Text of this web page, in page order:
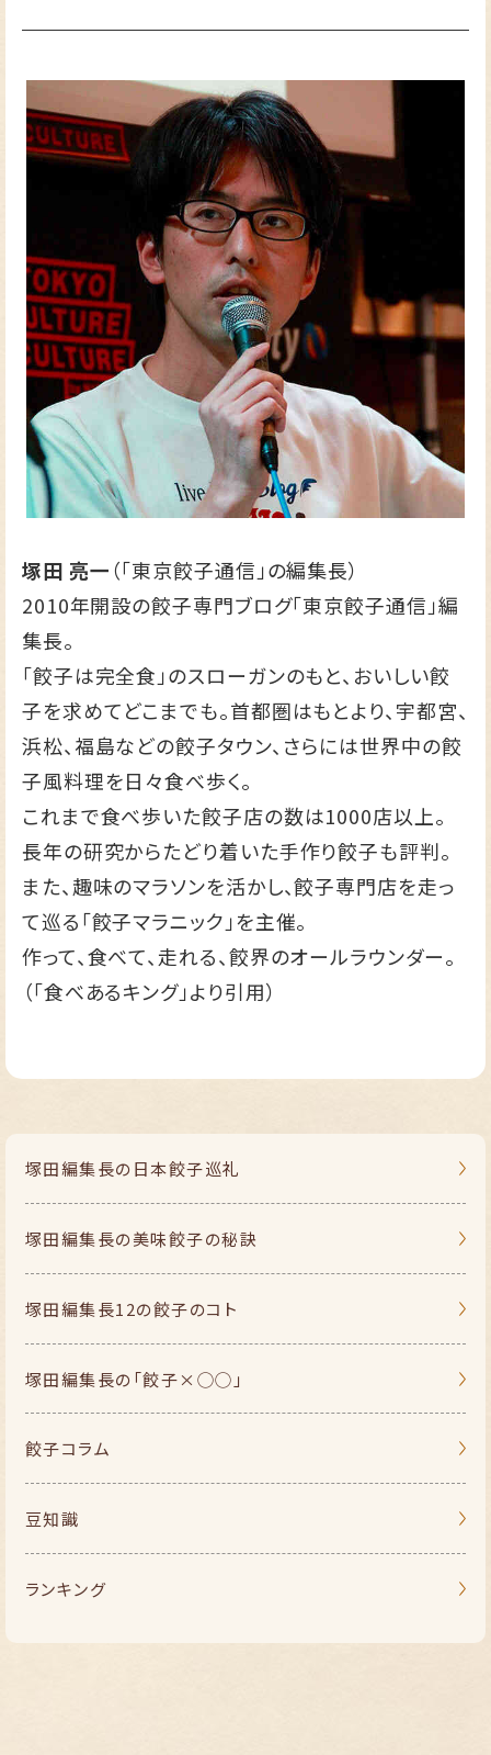
塚田 亮一（「東京餃子通信」の編集長）
2010年開設の餃子専門ブログ「東京餃子通信」編
集長。
「餃子は完全食」のスローガンのもと、おいしい餃
子を求めてどこまでも。首都圏はもとより、宇都宮、
浜松、福島などの餃子タウン、さらには世界中の餃
子風料理を日々食べ歩く。
これまで食べ歩いた餃子店の数は1000店以上。
長年の研究からたどり着いた手作り餃子も評判。
また、趣味のマラソンを活かし、餃子専門店を走っ
て巡る「餃子マラニック」を主催。
作って、食べて、走れる、餃界のオールラウンダー。
（「食べあるキング」より引用）
塚田編集長の 日本餃子巡礼
塚田編集長の美味餃子の秘訣
塚田編集長12の餃子のコト
塚田編集長の 「餃子×◯◯」
餃子コラム
豆知識
ランキング